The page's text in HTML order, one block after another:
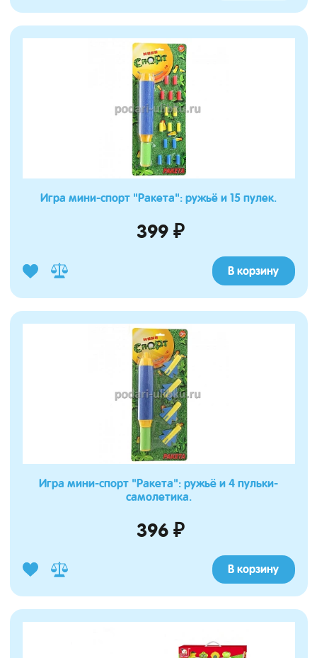
Игра мини-спорт "Ракета": ружьё и 15 пулек.
399 ₽
В корзину
Игра мини-спорт "Ракета": ружьё и 4 пульки-
самолетика.
396 ₽
В корзину